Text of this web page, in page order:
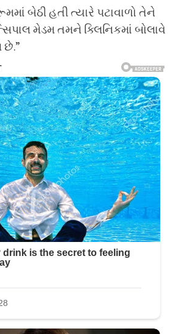
બેઠી હતી ત્યારે પટાવાળો તેને
મેડમ તમને ક્લિનિકમાં બોલાવે
છે.”